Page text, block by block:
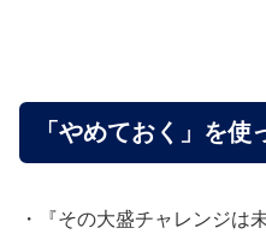
「やめておく」を使
・『その大盛チャレンジは